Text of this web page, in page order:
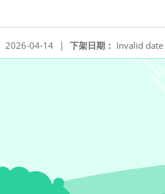
下架日期： Invalid date
2026-04-14 |